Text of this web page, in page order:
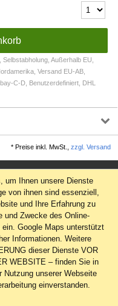
Außerhalb EU,
Versand EU-AB,
C-D, Benutzerdefiniert, DHL
*Preise inkl. MwSt.,zzgl. Versand
um Ihnen unsere Dienste
von ihnen sind essenziell,
und Ihre Erfahrung zu
und Zwecke des Online-
Google Maps unterstützt
Informationen. Weitere
dieser Dienste VOR
WEBSITE – finden Sie in
Nutzung unserer Webseite
einverstanden.